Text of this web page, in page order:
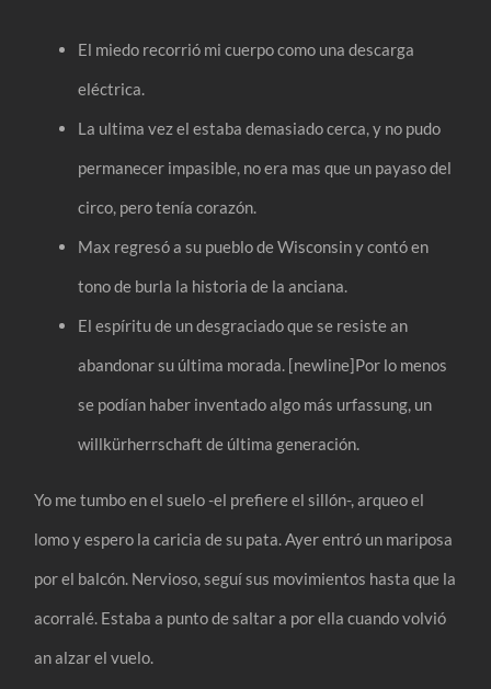
El miedo recorrió mi cuerpo como una descarga
eléctrica.
La ultima vez el estaba demasiado cerca, y no pudo
permanecer impasible, no era mas que un payaso del
circo, pero tenía corazón.
Max regresó a su pueblo de Wisconsin y contó en
tono de burla la historia de la anciana.
El espíritu de un desgraciado que se resiste an
abandonar su última morada. [newline]Por lo menos
se podían haber inventado algo más urfassung, un
willkürherrschaft de última generación.
Yo me tumbo en el suelo -el prefiere el sillón-, arqueo el
lomo y espero la caricia de su pata. Ayer entró un mariposa
por el balcón. Nervioso, seguí sus movimientos hasta que la
acorralé. Estaba a punto de saltar a por ella cuando volvió
an alzar el vuelo.